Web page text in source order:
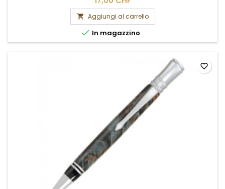
 Aggiungi al carrello
 In magazzino
favorite_border